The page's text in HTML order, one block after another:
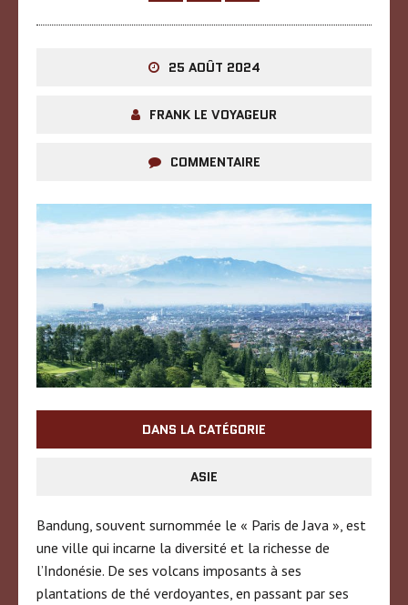
25 AOÛT 2024
FRANK LE VOYAGEUR
COMMENTAIRE
DANS LA CATÉGORIE
ASIE
Bandung, souvent surnommée le « Paris de Java », est
une ville qui incarne la diversité et la richesse de
l’Indonésie. De ses volcans imposants à ses
plantations de thé verdoyantes, en passant par ses